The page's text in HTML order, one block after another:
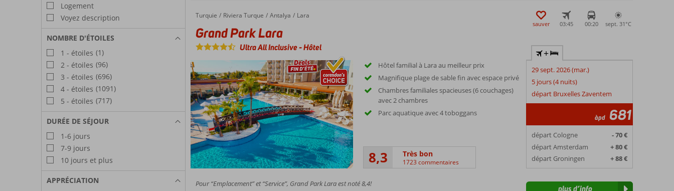
Logement
Voyez description
NOMBRE D'ÉTOILES
1 - étoiles (1)
2 - étoiles (96)
3 - étoiles (696)
4 - étoiles (1091)
5 - étoiles (717)
DURÉE DE SÉJOUR
1-6 jours
7-9 jours
10 jours et plus
APPRÉCIATION
Accueil
Turquie Riviera Turque Antalya Lara
Grand Park Lara
Grand Park Lara
Ultra All Inclusive-Hôtel
sauver 03:45 00:20 sept. 31°C
Hôtel familial à Lara au meilleur prix
Magnifique plage de sable fin avec espace privé
Chambres familiales spacieuses (6 couchages)
avec 2 chambres
Parc aquatique avec 4 toboggans
8,3 Très bon
1723 commentaires
+
29 sept. 2026 (mar.)
5 jours (4 nuits)
départ Bruxelles Zaventem
àpd 681
départ Cologne
- 70 €
départ Amsterdam
+ 80 €
départ Groningen
+ 88 €
Pour “Emplacement” et “Service”, Grand Park Lara est noté 8,4! plus d’info